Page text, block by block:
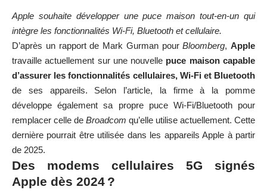
Apple souhaite développer une puce maison tout-en-un qui
intègre les fonctionnalités Wi-Fi, Bluetooth et cellulaire.
D’après un rapport de Mark Gurman pourBloomberg, Apple
travaille actuellement sur une nouvelle puce maison capable
d’assurer les fonctionnalités cellulaires, Wi-Fi et Bluetooth
de ses appareils. Selon l’article, la firme à la pomme
développe également sa propre puce Wi-Fi/Bluetooth pour
remplacer celle de Broadcom qu’elle utilise actuellement. Cette
dernière pourrait être utilisée dans les appareils Apple à partir
de 2025.
Des modems cellulaires 5G signés
Apple dès 2024 ?